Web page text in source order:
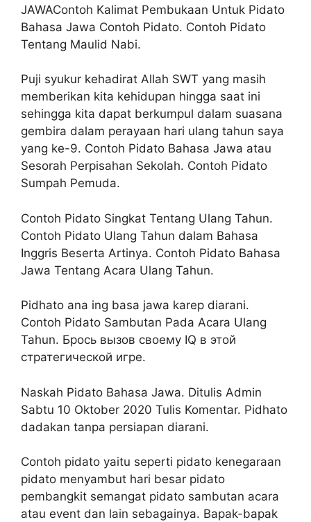
JAWAContoh Kalimat Pembukaan Untuk Pidato
Bahasa Jawa Contoh Pidato. Contoh Pidato
Tentang Maulid Nabi.
Puji syukur kehadirat Allah SWT yang masih
memberikan kita kehidupan hingga saat ini
sehingga kita dapat berkumpul dalam suasana
gembira dalam perayaan hari ulang tahun saya
yang ke-9. Contoh Pidato Bahasa Jawa atau
Sesorah Perpisahan Sekolah. Contoh Pidato
Sumpah Pemuda.
Contoh Pidato Singkat Tentang Ulang Tahun.
Contoh Pidato Ulang Tahun dalam Bahasa
Inggris Beserta Artinya. Contoh Pidato Bahasa
Jawa Tentang Acara Ulang Tahun.
Pidhato ana ing basa jawa karep diarani.
Contoh Pidato Sambutan Pada Acara Ulang
Tahun. Брось вызов своему IQ в этой
стратегической игре.
Naskah Pidato Bahasa Jawa. Ditulis Admin
Sabtu 10 Oktober 2020 Tulis Komentar. Pidhato
dadakan tanpa persiapan diarani.
Contoh pidato yaitu seperti pidato kenegaraan
pidato menyambut hari besar pidato
pembangkit semangat pidato sambutan acara
atau event dan lain sebagainya. Bapak-bapak